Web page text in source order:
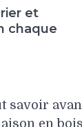
et
chaque
savoir
en bois